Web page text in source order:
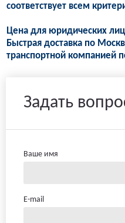
соответствует всем
Цена для юридических
Быстрая доставка по
транспортной компанией
Задать
Ваше имя
E-mail